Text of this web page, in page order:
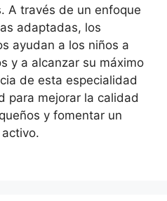
A través de un enfoque
adaptadas, los
ayudan a los niños a
y a alcanzar su máximo
de esta especialidad
para mejorar la calidad
y fomentar un